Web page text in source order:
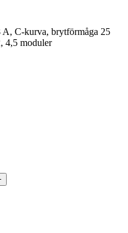
C-kurva, brytförmåga 25
4,5 moduler